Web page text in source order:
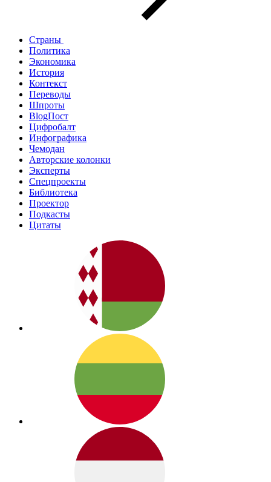
Страны
Политика
Экономика
История
Контекст
Переводы
Шпроты
BlogПост
Цифробалт
Инфографика
Чемодан
Авторские колонки
Эксперты
Спецпроекты
Библиотека
Проектор
Подкасты
Цитаты